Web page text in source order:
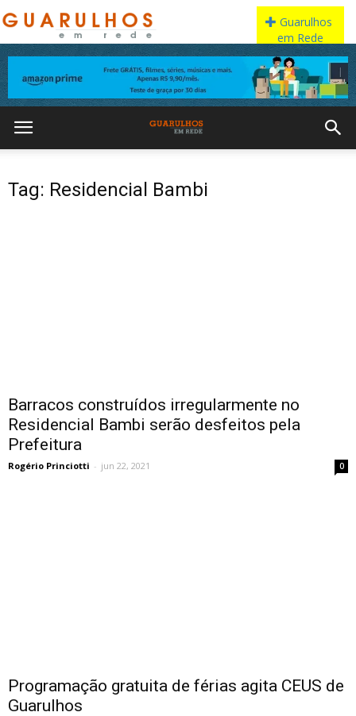
Tag: Residencial Bambi
Barracos construídos irregularmente no
Residencial Bambi serão desfeitos pela
Prefeitura
Rogério Princiotti - jun 22, 2021 0
Programação gratuita de férias agita CEUS de
Guarulhos